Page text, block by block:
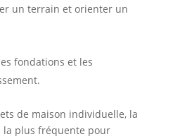
un terrain et orienter un
fondations et les
de maison individuelle, la
la plus fréquente pour